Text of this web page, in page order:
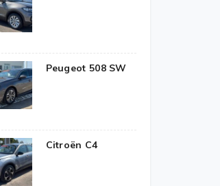
Peugeot 508 SW
Citroën C4